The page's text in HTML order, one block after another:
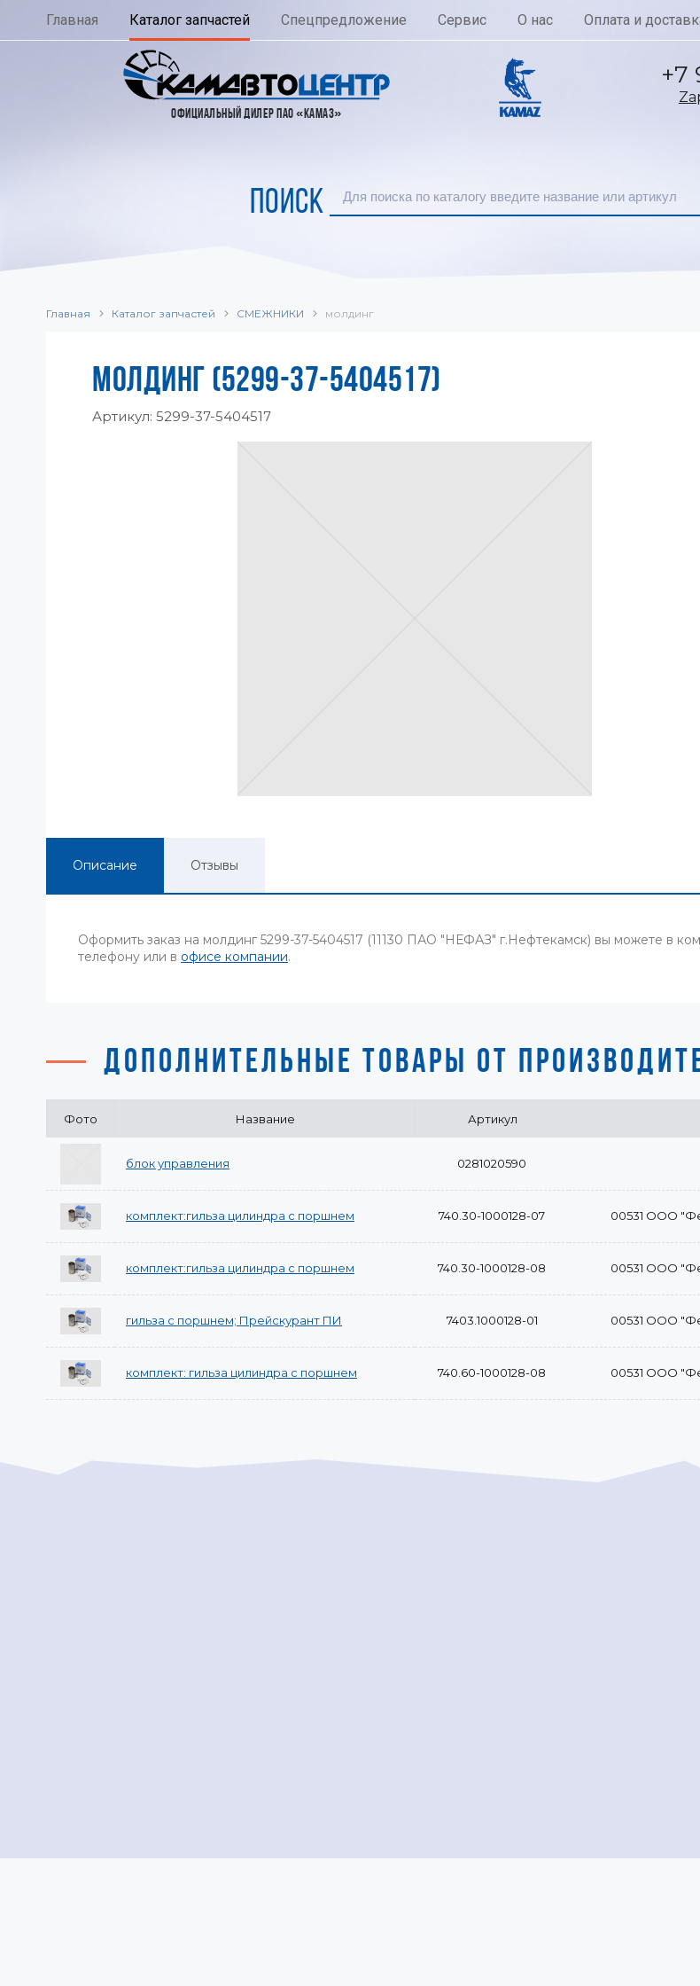
Главная Каталог запчастей Спецпредложение Сервис О нас Оплата и
ОФИЦИАЛЬНЫЙ ДИЛЕР ПАО «КАМАЗ»
+7
ПОИСК
Главная Каталог запчастей СМЕЖНИКИ молдинг
МОЛДИНГ (5299-37-5404517)
Артикул: 5299-37-5404517
Описание Отзывы
Оформить заказ на молдинг 5299-37-5404517 (11130 ПАО "НЕФАЗ" г.Нефтекамск) вы можете в
телефону или в офисе компании.
ДОПОЛНИТЕЛЬНЫЕ ТОВАРЫ ОТ
Фото Название Артикул
блок управления 0281020590
комплект:гильза цилиндра с поршнем 740.30-1000128-07 00531 ООО
комплект:гильза цилиндра с поршнем 740.30-1000128-08 00531 ООО
гильза с поршнем; Прейскурант ПИ 7403.1000128-01 00531 ООО
комплект: гильза цилиндра с поршнем 740.60-1000128-08 00531 ООО